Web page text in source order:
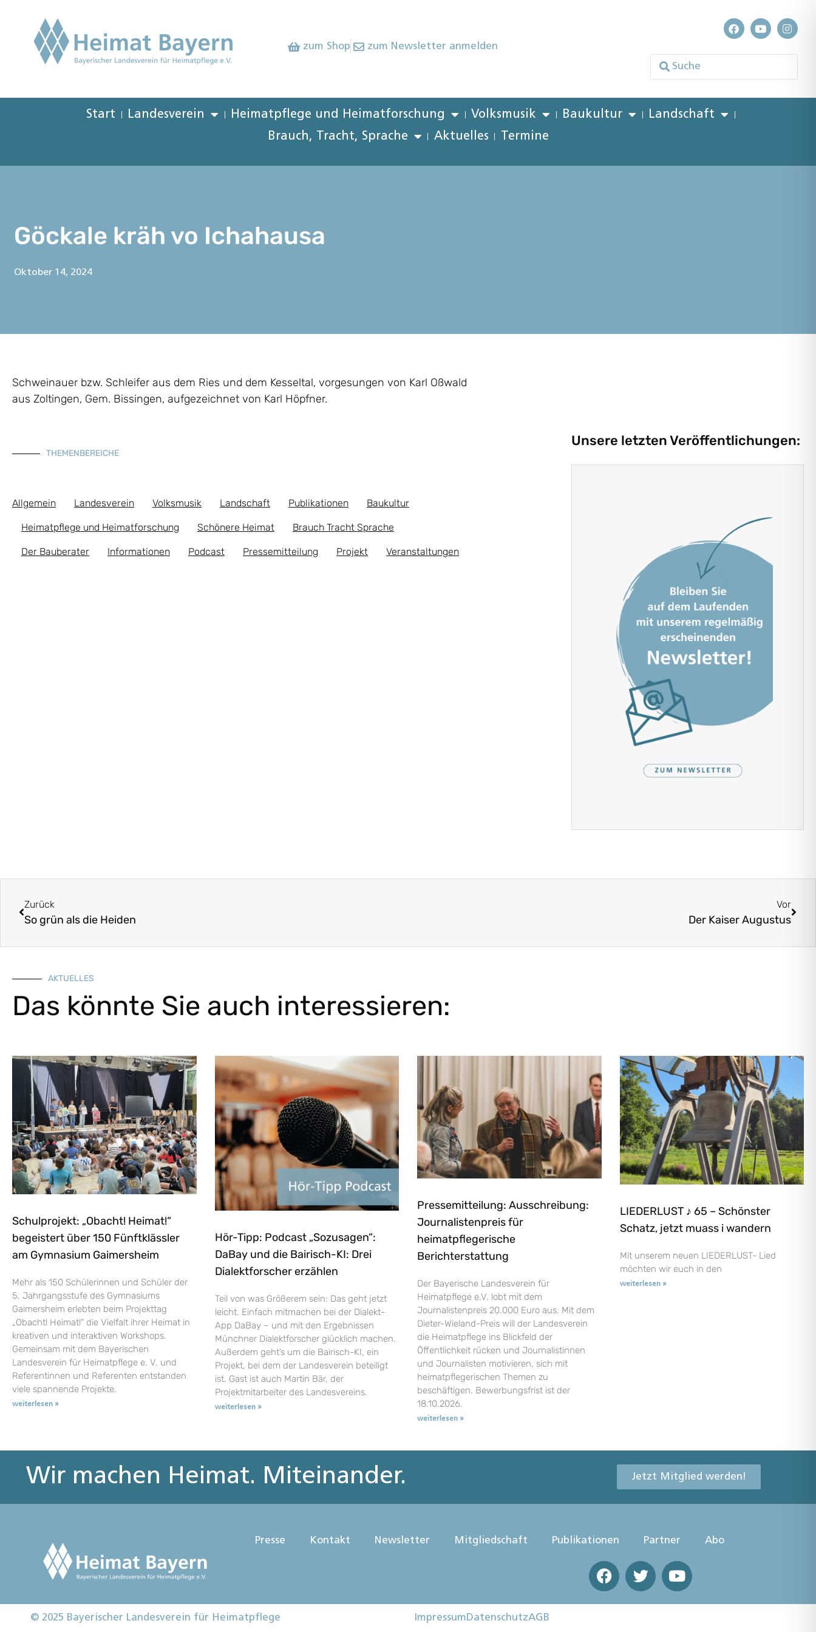
zum Shop zum Newsletter anmelden
Start Landesverein Heimatpflege und Heimatforschung Volksmusik Baukultur
Landschaft
Brauch, Tracht, Sprache
Aktuelles Termine
Göckale kräh vo Ichahausa
Oktober 14, 2024
Schweinauer bzw. Schleifer aus dem Ries und dem Kesseltal, vorgesungen von Karl Oßwald
aus Zoltingen, Gem. Bissingen, aufgezeichnet von Karl Höpfner.
THEMENBEREICHE
Allgemein Landesverein Volksmusik Landschaft Publikationen Baukultur
Heimatpflege und Heimatforschung Schönere Heimat Brauch Tracht Sprache
Der Bauberater Informationen Podcast Pressemitteilung Projekt Veranstaltungen
Unsere letzten Veröffentlichungen:
Zurück
So grün als die Heiden
Vor
Der Kaiser Augustus
AKTUELLES
Das könnte Sie auch interessieren:
Schulprojekt: „Obacht! Heimat!“
begeistert über 150 Fünftklässler
am Gymnasium Gaimersheim
Mehr als 150 Schülerinnen und Schüler der
5. Jahrgangsstufe des Gymnasiums
Gaimersheim erlebten beim Projekttag
„Obacht! Heimat!“ die Vielfalt ihrer Heimat in
kreativen und interaktiven Workshops.
Gemeinsam mit dem Bayerischen
Landesverein für Heimatpflege e. V. und
Referentinnen und Referenten entstanden
viele spannende Projekte.
weiterlesen »
Hör-Tipp: Podcast „Sozusagen“:
DaBay und die Bairisch-KI: Drei
Dialektforscher erzählen
Teil von was Größerem sein: Das geht jetzt
leicht. Einfach mitmachen bei der Dialekt-
App DaBay – und mit den Ergebnissen
Münchner Dialektforscher glücklich machen.
Außerdem geht’s um die Bairisch-KI, ein
Projekt, bei dem der Landesverein beteiligt
ist. Gast ist auch Martin Bär, der
Projektmitarbeiter des Landesvereins.
weiterlesen »
Pressemitteilung: Ausschreibung:
Journalistenpreis für
heimatpflegerische
Berichterstattung
Der Bayerische Landesverein für
Heimatpflege e.V. lobt mit dem
Journalistenpreis 20.000 Euro aus. Mit dem
Dieter-Wieland-Preis will der Landesverein
die Heimatpflege ins Blickfeld der
Öffentlichkeit rücken und Journalistinnen
und Journalisten motivieren, sich mit
heimatpflegerischen Themen zu
beschäftigen. Bewerbungsfrist ist der
18.10.2026.
weiterlesen »
LIEDERLUST ♪ 65 – Schönster
Schatz, jetzt muass i wandern
Mit unserem neuen LIEDERLUST- Lied
möchten wir euch in den
weiterlesen »
Wir machen Heimat. Miteinander. Jetzt Mitglied werden!
Presse Kontakt Newsletter Mitgliedschaft Publikationen Partner Abo
© 2025 Bayerischer Landesverein für Heimatpflege ImpressumDatenschutzAGB